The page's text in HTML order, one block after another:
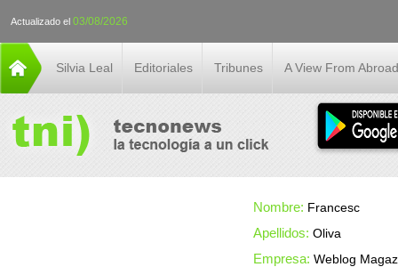
Actualizado el 03/08/2026
Silvia Leal Editoriales Tribunes A View From Abroad
Nombre: Francesc
Apellidos:Oliva
Empresa:Weblog